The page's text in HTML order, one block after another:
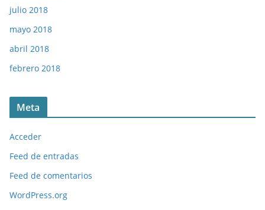
julio 2018
mayo 2018
abril 2018
febrero 2018
Meta
Acceder
Feed de entradas
Feed de comentarios
WordPress.org